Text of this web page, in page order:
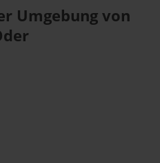
Umgebung von